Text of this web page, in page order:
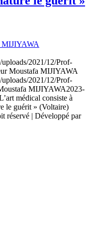
MIJIYAWA
2021/12/Prof-
Moustafa MIJIYAWA
2021/12/Prof-
MIJIYAWA2023-
médical consiste à
le guérit » (Voltaire)
réservé | Développé par